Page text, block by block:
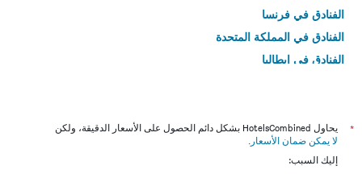
الفنادق في فرنسا
الفنادق في المملكة المتحدة
الفنادق في إيطاليا
*
يحاول HotelsCombined بشكل دائم الحصول على الأسعار الدقيقة، ولكن
لا يمكن ضمان الأسعار .
إليك السبب: